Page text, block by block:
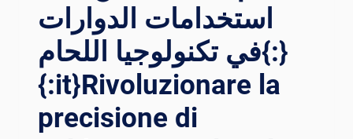
NGELASAN CA
NGGIH DA
LAM KE
UNGGULAN KI
NERJA{:}
أبراج
الرياح{:}{
:IT}ELEVARE L
’ENERGIA E
OLICA: R
OTATORI P
ER S
ALDATURA D
استخدامات الدوارات
في تكنولوجيا اللحام{:}
{:it}Rivoluzionare la
precisione di